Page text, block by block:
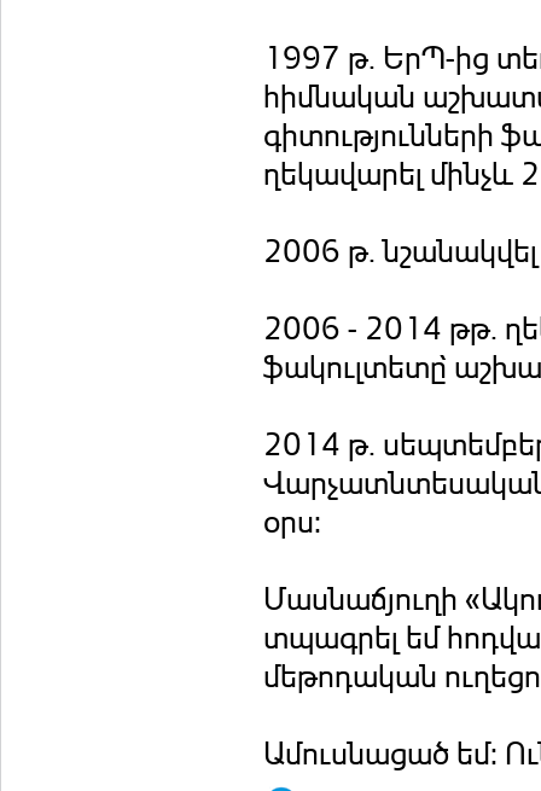
1997 թ. ԵրՊ-ից
հիմնական
գիտությունների
ղեկավարել մինչև
2006 թ.
2006 - 2014 թթ.
ֆակուլտետը̀
2014 թ.
Վարչատնտեսական
օրս:
Մասնաճյուղի
տպագրել եմ
մեթոդական
Ամուսնացած եմ: